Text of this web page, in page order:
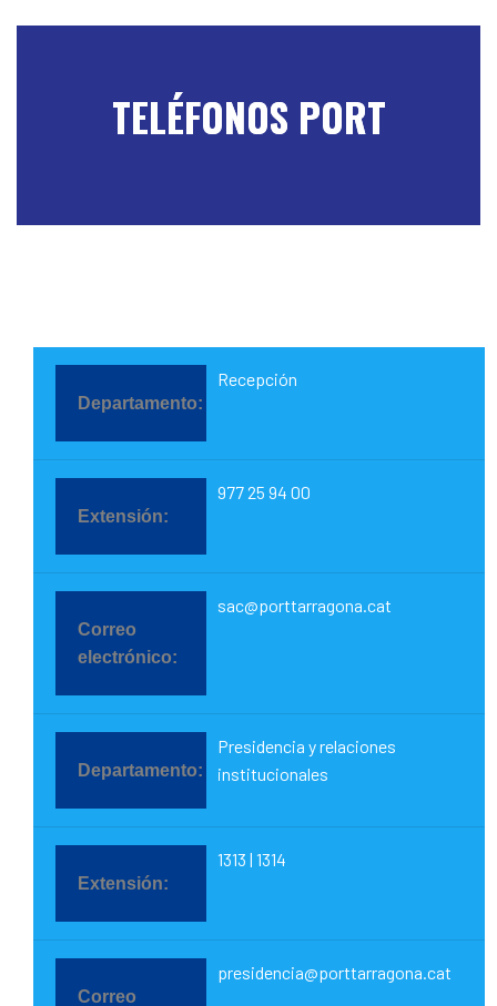
TELÉFONOS PORT
Recepción
977 25 94 00
sac@porttarragona.cat
Presidencia y relaciones
institucionales
1313 | 1314
presidencia@porttarragona.cat